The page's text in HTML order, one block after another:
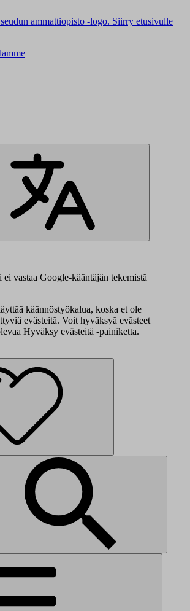
Siirry etusivulle
vastaa Google-kääntäjän tekemistä
käännöstyökalua, koska et ole
evästeitä. Voit hyväksyä evästeet
Hyväksy evästeitä -painiketta.